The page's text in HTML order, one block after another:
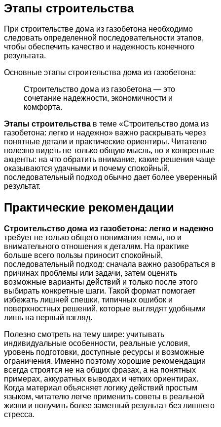
Этапы строительства
При строительстве дома из газобетона необходимо
следовать определенной последовательности этапов,
чтобы обеспечить качество и надежность конечного
результата.
Основные этапы строительства дома из газобетона:
Строительство дома из газобетона — это
сочетание надежности, экономичности и
комфорта.
Этапы строительства в теме «Строительство дома из
газобетона: легко и надежно» важно раскрывать через
понятные детали и практические ориентиры. Читателю
полезно видеть не только общую мысль, но и конкретные
акценты: на что обратить внимание, какие решения чаще
оказываются удачными и почему спокойный,
последовательный подход обычно дает более уверенный
результат.
Практические рекомендации
Строительство дома из газобетона: легко и надежно
требует не только общего понимания темы, но и
внимательного отношения к деталям. На практике
больше всего пользы приносит спокойный,
последовательный подход: сначала важно разобраться в
причинах проблемы или задачи, затем оценить
возможные варианты действий и только после этого
выбирать конкретные шаги. Такой формат помогает
избежать лишней спешки, типичных ошибок и
поверхностных решений, которые выглядят удобными
лишь на первый взгляд.
Полезно смотреть на тему шире: учитывать
индивидуальные особенности, реальные условия,
уровень подготовки, доступные ресурсы и возможные
ограничения. Именно поэтому хорошие рекомендации
всегда строятся не на общих фразах, а на понятных
примерах, аккуратных выводах и четких ориентирах.
Когда материал объясняет логику действий простым
языком, читателю легче применить советы в реальной
жизни и получить более заметный результат без лишнего
стресса.